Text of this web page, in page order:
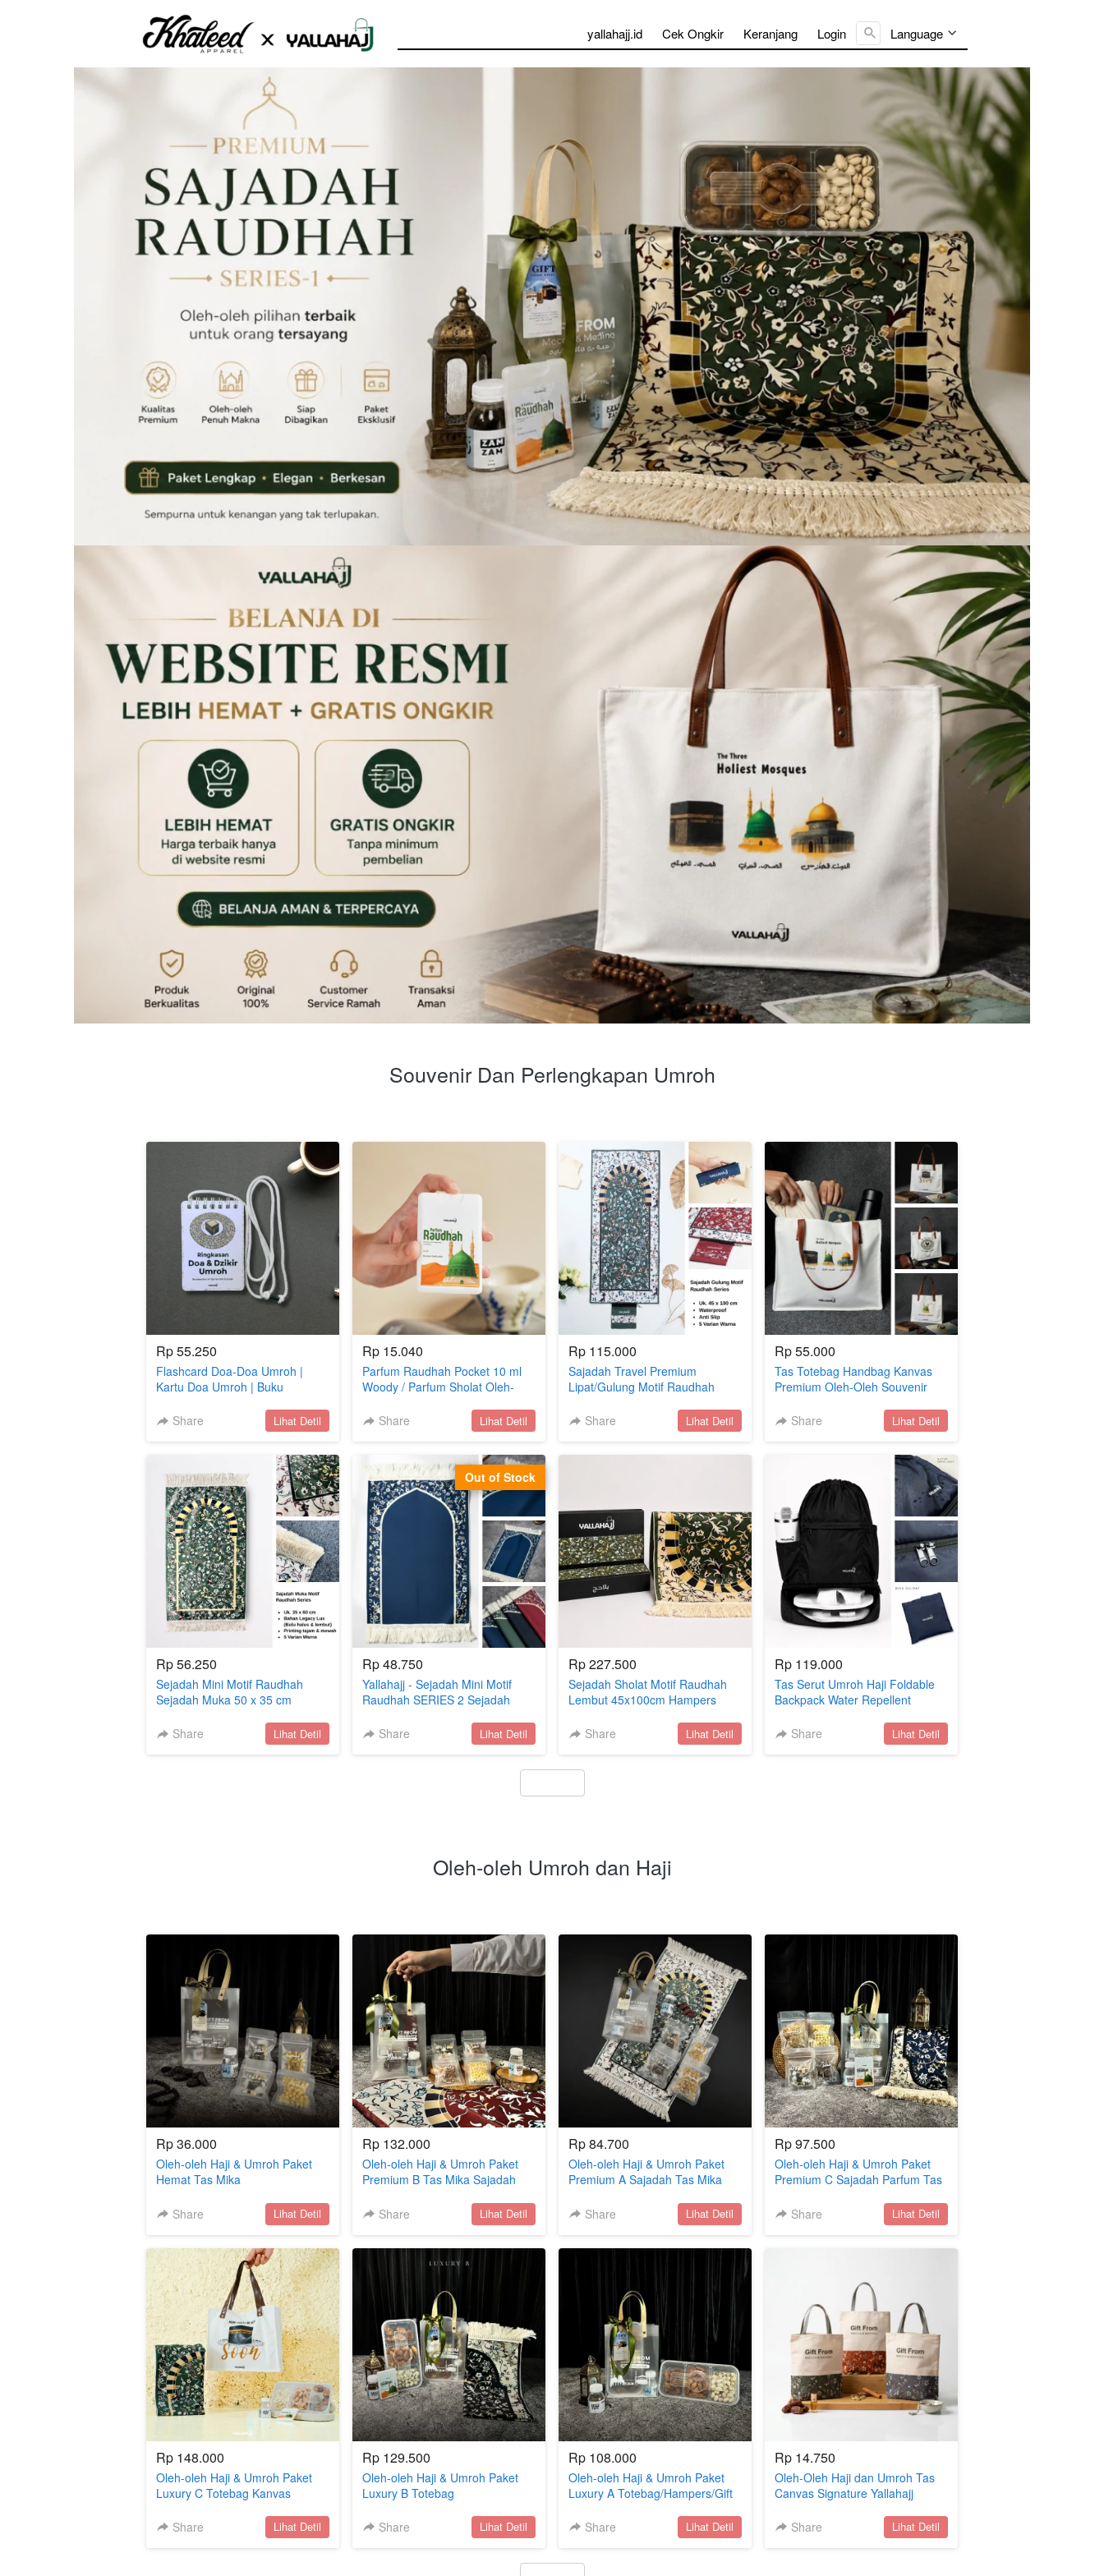
yallahajj.id Cek Ongkir Keranjang Login Cari ...
Language
Souvenir Dan Perlengkapan Umroh
Rp 55.250
Flashcard Doa-Doa Umroh |
Kartu Doa Umroh | Buku
Share
`Lihat Detil
Rp 15.040
Parfum Raudhah Pocket 10 ml
Woody / Parfum Sholat Oleh-
Share
`Lihat Detil
Rp 115.000
Sajadah Travel Premium
Lipat/Gulung Motif Raudhah
Souvenir Haji Umroh
Share `Lihat Detil
Rp 55.000
Tas Totebag Handbag Kanvas
Premium Oleh-Oleh Souvenir
Share
`Lihat Detil
Rp 56.250
Sejadah Mini Motif Raudhah
Sejadah Muka 50 x 35 cm
Share
`Lihat Detil
Rp 48.750
Yallahajj - Sejadah Mini Motif
Raudhah SERIES 2 Sejadah
Juno Cotton Premium
Share `Lihat Detil
Out of Stock
Rp 227.500
Sejadah Sholat Motif Raudhah
Lembut 45x100cm Hampers
Share
`Lihat Detil
Rp 119.000
Tas Serut Umroh Haji Foldable
Backpack Water Repellent
Share
`Lihat Detil
Oleh-oleh Umroh dan Haji
Rp 36.000
Oleh-oleh Haji & Umroh Paket
Hemat Tas Mika
Umroh
Share `Lihat Detil
Rp 132.000
Oleh-oleh Haji & Umroh Paket
Premium B Tas Mika Sajadah
Umroh
Share `Lihat Detil
Rp 84.700
Oleh-oleh Haji & Umroh Paket
Premium A Sajadah Tas Mika
Umroh
Share `Lihat Detil
Rp 97.500
Oleh-oleh Haji & Umroh Paket
Premium C Sajadah Parfum Tas
Umroh Paket Oleh-Oleh
Share `Lihat Detil
Rp 148.000
Oleh-oleh Haji & Umroh Paket
Luxury C Totebag Kanvas
Umroh
Share `Lihat Detil
Rp 129.500
Oleh-oleh Haji & Umroh Paket
Luxury B Totebag
Umroh
Share `Lihat Detil
Rp 108.000
Oleh-oleh Haji & Umroh Paket
Luxury A Totebag/Hampers/Gift
Share
`Lihat Detil
Rp 14.750
Oleh-Oleh Haji dan Umroh Tas
Canvas Signature Yallahajj
Share `Lihat Detil